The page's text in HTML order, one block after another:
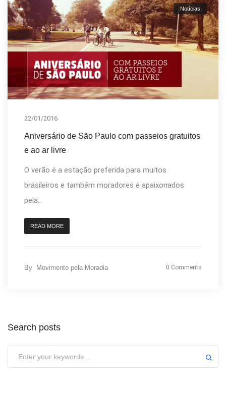
Notícias
22/01/2016
Aniversário de São Paulo com passeios gratuitos
e ao ar livre
O verão é a estação preferida para muitos
brasileiros e também moradores e apaixonados
pela...
READ MORE
By Movimento pela Moradia 0 Comments
Search posts